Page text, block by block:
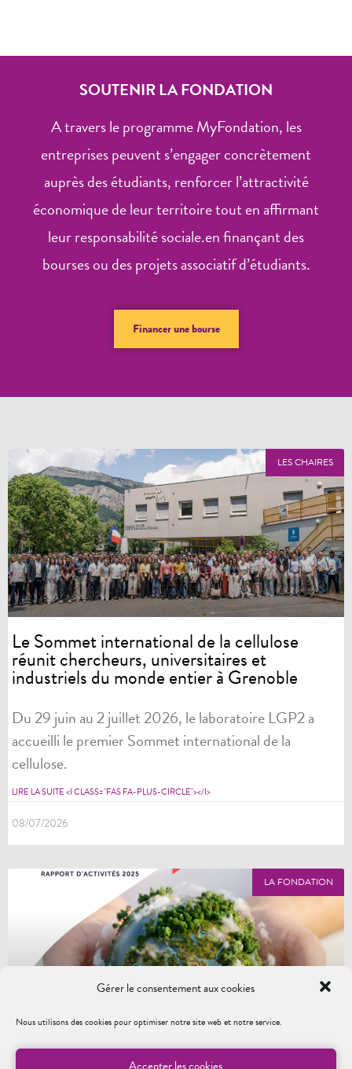
Gérer le consentement aux cookies
Nous utilisons des cookies pour optimiser notre site web et notre service.
SOUTENIR LA FONDATION
A travers le programme MyFondation, les
entreprises peuvent s’engager concrètement
auprès des étudiants, renforcer l’attractivité
économique de leur territoire tout en affirmant
leur responsabilité sociale.en finançant des
bourses ou des projets associatif d’étudiants.
Financer une bourse
LES CHAIRES
Le Sommet international de la cellulose
réunit chercheurs, universitaires et
industriels du monde entier à Grenoble
Du 29 juin au 2 juillet 2026, le laboratoire LGP2 a
accueilli le premier Sommet international de la
cellulose.
LIRE LA SUITE <I CLASS="FAS FA-PLUS-CIRCLE"></I>
08/07/2026
LA FONDATION
Rapport d’activités 2025 : des projets à